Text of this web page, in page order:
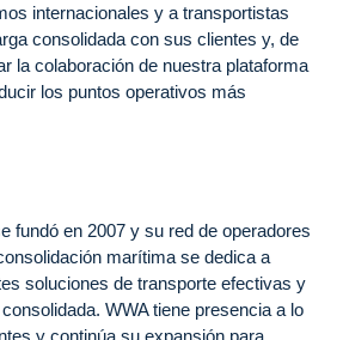
internacionales y a transportistas
consolidada con sus clientes y, de
la colaboración de nuestra plataforma
los puntos operativos más
fundó en 2007 y su red de operadores
marítima se dedica a
soluciones de transporte efectivas y
WWA tiene presencia a lo
y continúa su expansión para